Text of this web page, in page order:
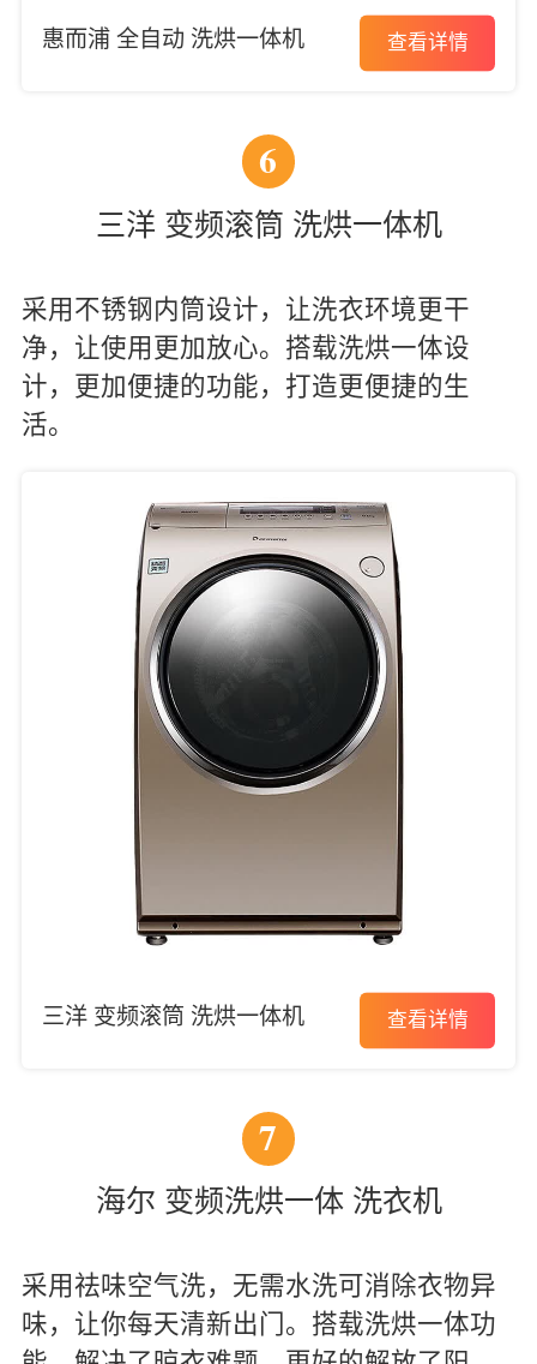
惠而浦 全自动 洗烘一体机 查看详情
6
三洋 变频滚筒 洗烘一体机
采用不锈钢内筒设计，让洗衣环境更干
净，让使用更加放心。搭载洗烘一体设
计，更加便捷的功能，打造更便捷的生
活。
三洋 变频滚筒 洗烘一体机 查看详情
7
海尔 变频洗烘一体 洗衣机
采用祛味空气洗，无需水洗可消除衣物异
味，让你每天清新出门。搭载洗烘一体功